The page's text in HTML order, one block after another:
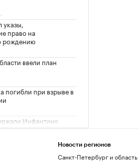
право на
рождению
ввели план
погибли при взрыве в
Инфантино
с продажей прав ЧМ
Новости регионов
Санкт-Петербург и область